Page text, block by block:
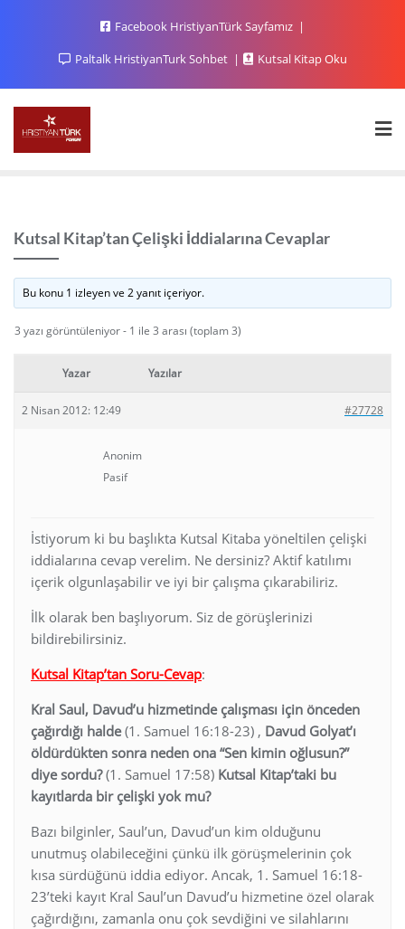
Facebook HristiyanTürk Sayfamız
Paltalk HristiyanTurk Sohbet
Kutsal Kitap Oku
Kutsal Kitap’tan Çelişki İddialarına Cevaplar
Bu konu 1 izleyen ve 2 yanıt içeriyor.
3 yazı görüntüleniyor - 1 ile 3 arası (toplam 3)
Yazar Yazılar
2 Nisan 2012: 12:49 #27728
Anonim
Pasif
İstiyorum ki bu başlıkta Kutsal Kitaba yöneltilen çelişki
iddialarına cevap verelim. Ne dersiniz? Aktif katılımı
içerik olgunlaşabilir ve iyi bir çalışma çıkarabiliriz.
İlk olarak ben başlıyorum. Siz de görüşlerinizi
bildirebilirsiniz.
Kutsal Kitap’tan Soru-Cevap:
Kral Saul, Davud’u hizmetinde çalışması için önceden
çağırdığı halde(1. Samuel 16:18-23) , Davud Golyat’ı
öldürdükten sonra neden ona “Sen kimin oğlusun?”
diye sordu?(1. Samuel 17:58) Kutsal Kitap’taki bu
kayıtlarda bir çelişki yok mu?
Bazı bilginler, Saul’un, Davud’un kim olduğunu
unutmuş olabileceğini çünkü ilk görüşmelerinin çok
kısa sürdüğünü iddia ediyor. Ancak, 1. Samuel 16:18-
23’teki kayıt Kral Saul’un Davud’u hizmetine özel olarak
çağırdığını, zamanla onu çok sevdiğini ve silahlarını